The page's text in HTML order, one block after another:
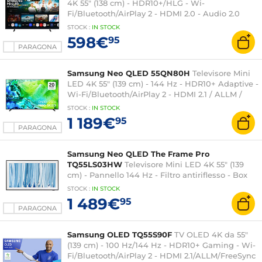
PARAGONA
4K 55" (138 cm) - HDR10+/HLG - Wi-
Fi/Bluetooth/AirPlay 2 - HDMI 2.0 - Audio 2.0
20W
STOCK : IN STOCK
598€95
PARAGONA
Samsung Neo QLED 55QN80H Televisore Mini
LED 4K 55" (139 cm) - 144 Hz - HDR10+ Adaptive -
Wi-Fi/Bluetooth/AirPlay 2 - HDMI 2.1 / ALLM /
FreeSync Premium Pro - Audio 30W - Dolby
STOCK : IN STOCK
1 189€95
PARAGONA
Samsung Neo QLED The Frame Pro
TQ55LS03HW Televisore Mini LED 4K 55" (139
cm) - Pannello 144 Hz - Filtro antiriflesso - Box
One Connect wireless - HDR10+ Adaptive - Wi-
Fi/Bluetooth/AirPlay 2 - Audio 2.0.2 40W -
Modalità Art
STOCK : IN STOCK
1 489€95
Samsung OLED TQ55S90F TV OLED 4K da 55"
(139 cm) - 100 Hz/144 Hz - HDR10+ Gaming - Wi-
Fi/Bluetooth/AirPlay 2 - HDMI 2.1/ALLM/FreeSync